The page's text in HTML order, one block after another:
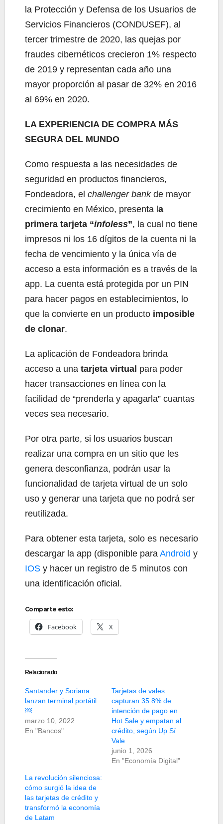
la Protección y Defensa de los Usuarios de
Servicios Financieros (CONDUSEF), al
tercer trimestre de 2020, las quejas por
fraudes cibernéticos crecieron 1% respecto
de 2019 y representan cada año una
mayor proporción al pasar de 32% en 2016
al 69% en 2020.
LA EXPERIENCIA DE COMPRA MÁS
SEGURA DEL MUNDO
Como respuesta a las necesidades de
seguridad en productos financieros,
Fondeadora, el challenger bankde mayor
crecimiento en México, presenta la
primera tarjeta “infoless”, la cual no tiene
impresos ni los 16 dígitos de la cuenta ni la
fecha de vencimiento y la única vía de
acceso a esta información es a través de la
app. La cuenta está protegida por un PIN
para hacer pagos en establecimientos, lo
que la convierte en un producto imposible
de clonar.
La aplicación de Fondeadora brinda
acceso a una tarjeta virtual para poder
hacer transacciones en línea con la
facilidad de “prenderla y apagarla” cuantas
veces sea necesario.
Por otra parte, si los usuarios buscan
realizar una compra en un sitio que les
genera desconfianza, podrán usar la
funcionalidad de tarjeta virtual de un solo
uso y generar una tarjeta que no podrá ser
reutilizada.
Para obtener esta tarjeta, solo es necesario
descargar la app (disponible para Android y
IOS y hacer un registro de 5 minutos con
una identificación oficial.
Comparte esto:
Facebook X
Relacionado
Santander y Soriana
lanzan terminal portátil
￼
marzo 10, 2022
En "Bancos"
Tarjetas de vales
capturan 35.8% de
intención de pago en
Hot Sale y empatan al
crédito, según Up Sí
Vale
junio 1, 2026
En "Economía Digital"
La revolución silenciosa:
cómo surgió la idea de
las tarjetas de crédito y
transformó la economía
de Latam